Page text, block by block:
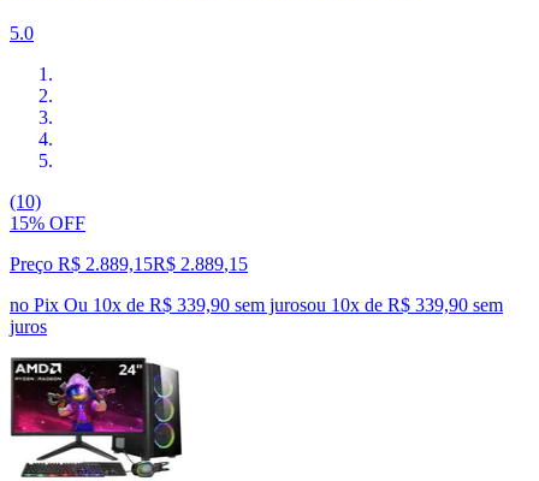
5.0
(10)
15% OFF
Preço R$ 2.889,15R$ 2.889,15
no Pix Ou 10x de R$ 339,90 sem jurosou 10x de R$ 339,90 sem
juros